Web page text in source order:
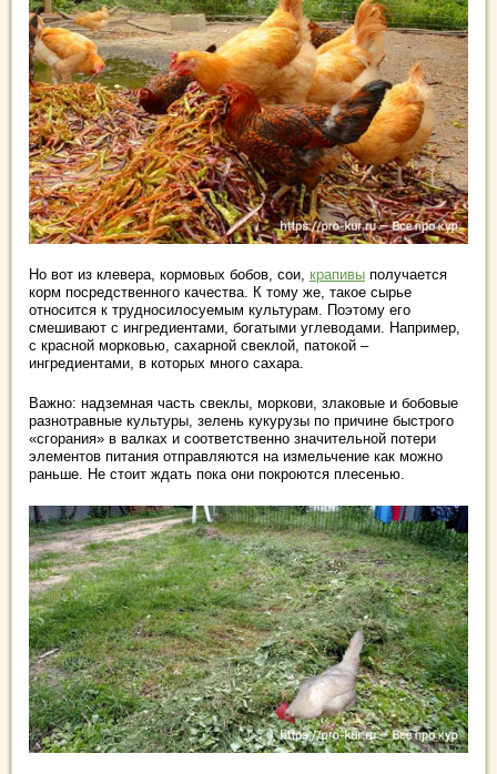
Но вот из клевера, кормовых бобов, сои, крапивы получается
корм посредственного качества. К тому же, такое сырье
относится к трудносилосуемым культурам. Поэтому его
смешивают с ингредиентами, богатыми углеводами. Например,
с красной морковью, сахарной свеклой, патокой –
ингредиентами, в которых много сахара.
Важно: надземная часть свеклы, моркови, злаковые и бобовые
разнотравные культуры, зелень кукурузы по причине быстрого
«сгорания» в валках и соответственно значительной потери
элементов питания отправляются на измельчение как можно
раньше. Не стоит ждать пока они покроются плесенью.